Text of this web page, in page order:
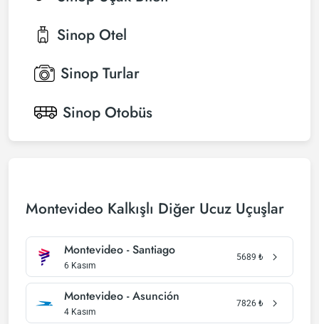
Sinop Otel
Sinop Turlar
Sinop Otobüs
Montevideo Kalkışlı Diğer Ucuz Uçuşlar
Montevideo - Santiago
6 Kasım
5689 ₺
Montevideo - Asunción
4 Kasım
7826 ₺